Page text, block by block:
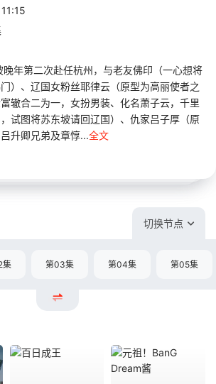
晚年第二次赴任杭州，与老友佛印（一心想将
）、辽国女粉丝耶律云（原型为高丽使者之
辙合二为一，女扮男装、化名萧子云，千里
试图将苏东坡请回辽国）、仇家吕子厚（原
升卿兄弟及章惇...全文
切换节点
集 第03集 第04集 第05集